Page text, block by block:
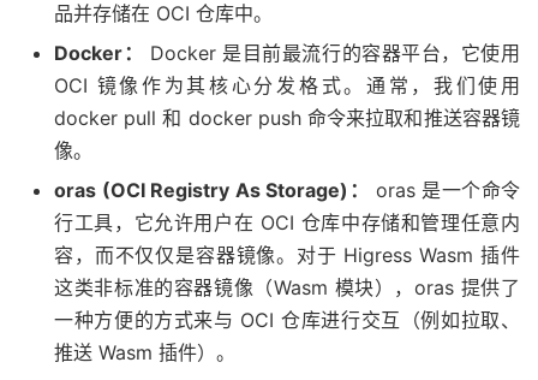
品并存储在 OCI 仓库中。
Docker：
Docker 是目前最流行的容器平台，它使用
OCI 镜像作为其核心分发格式。通常，我们使用
docker pull 和 docker push 命令来拉取和推送容器镜
像。
oras (OCI Registry As Storage)：
oras 是一个命令
行工具，它允许用户在 OCI 仓库中存储和管理任意内
容，而不仅仅是容器镜像。对于 Higress Wasm 插件
这类非标准的容器镜像（Wasm 模块），oras 提供了
一种方便的方式来与 OCI 仓库进行交互（例如拉取、
推送 Wasm 插件）。